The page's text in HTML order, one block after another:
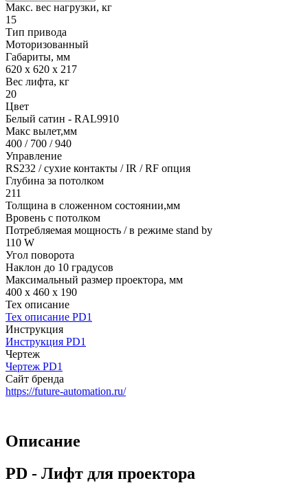
Макс. вес нагрузки, кг
15
Тип привода
Моторизованный
Габариты, мм
620 x 620 x 217
Вес лифта, кг
20
Цвет
Белый сатин - RAL9910
Макс вылет,мм
400 / 700 / 940
Управление
RS232 / сухие контакты / IR / RF опция
Глубина за потолком
211
Толщина в сложенном состоянии,мм
Вровень с потолком
Потребляемая мощность / в режиме stand by
110 W
Угол поворота
Наклон до 10 градусов
Максимальный размер проектора, мм
400 x 460 x 190
Тех описание
Тех описание PD1
Инструкция
Инструкция PD1
Чертеж
Чертеж PD1
Сайт бренда
https://future-automation.ru/
Описание
PD - Лифт для проектора